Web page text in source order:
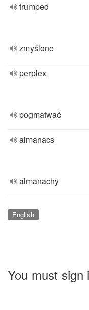
trumped
zmyślone
perplex
pogmatwać
almanacs
almanachy
English
You must sign